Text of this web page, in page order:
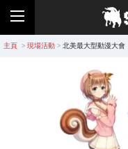
主頁 > 現場活動 > 北美最大型動漫大